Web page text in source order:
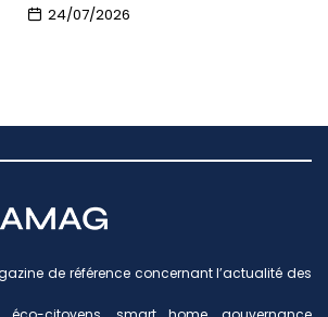
24/07/2026
de référence concernant l’actualité des